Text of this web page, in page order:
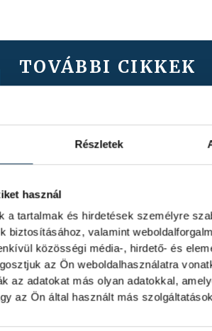
Részletek
használ
a tartalmak és hirdetések személyre
biztosításához, valamint
közösségi média-, hirdető- és
az Ön weboldalhasználatra
az adatokat más olyan adatokkal,
az Ön által használt más
TOVÁBBI CIKKEK
Eb: ötvenegy fős a
atlétát neveztek a jövő
a pályára